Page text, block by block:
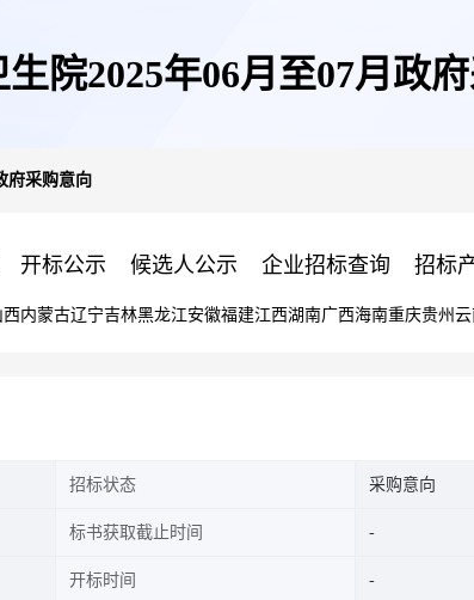
院2025年06月至07月政
府采购意向
开标公示 候选人公示 企业招标查询 招标
西内蒙古辽宁吉林黑龙江安徽福建江西湖南广西海南重庆贵州
招标状态 采购意向
标书获取截止时间
开标时间